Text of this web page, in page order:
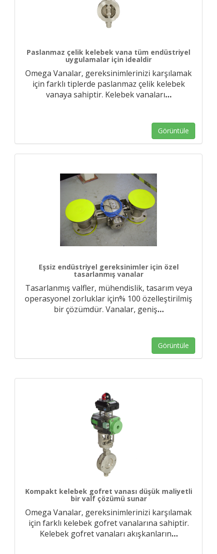
Paslanmaz çelik kelebek vana tüm endüstriyel
uygulamalar için idealdir
Omega Vanalar, gereksinimlerinizi karşılamak
için farklı tiplerde paslanmaz çelik kelebek
vanaya sahiptir. Kelebek vanaları…
Görüntüle
Eşsiz endüstriyel gereksinimler için özel
tasarlanmış vanalar
Tasarlanmış valfler, mühendislik, tasarım veya
operasyonel zorluklar için% 100 özelleştirilmiş
bir çözümdür. Vanalar, geniş…
Görüntüle
Kompakt kelebek gofret vanası düşük maliyetli
bir valf çözümü sunar
Omega Vanalar, gereksinimlerinizi karşılamak
için farklı kelebek gofret vanalarına sahiptir.
Kelebek gofret vanaları akışkanların…